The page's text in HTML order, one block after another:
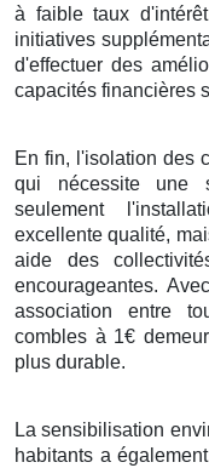
à faible taux
initiatives
d'effectuer des
capacités financières
En fin, l'isolation des
qui nécessite une
seulement
excellente qualité,
aide des
encourageantes.
association entre
combles à 1€
plus durable.
La sensibilisation
habitants a